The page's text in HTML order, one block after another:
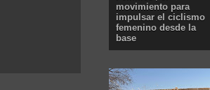
movimiento para
impulsar el ciclismo
femenino desde la
base